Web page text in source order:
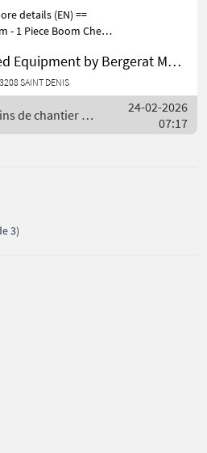
details (EN) ==
- 1 Piece Boom Check
Coupler Type -
Online Owner's
FM Radio
Mar
Used Equipment by Bergerat Monnoyeur
SAINT DENIS
de chantier /
24-02-2026
07:17
3)